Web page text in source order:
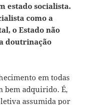
estado socialista.
como a
o Estado não
doutrinação
em todas
bem adquirido. É,
assumida por